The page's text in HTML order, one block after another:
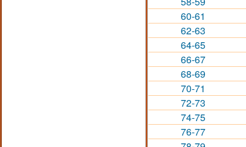
60-61
62-63
64-65
66-67
68-69
70-71
72-73
74-75
76-77